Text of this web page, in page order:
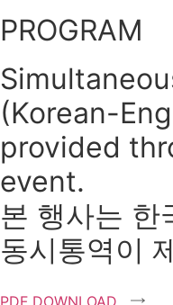
PROGRAM
(Korean-
provided
event.
본 행사는 한
동시통역이
PDF DOWNLOAD